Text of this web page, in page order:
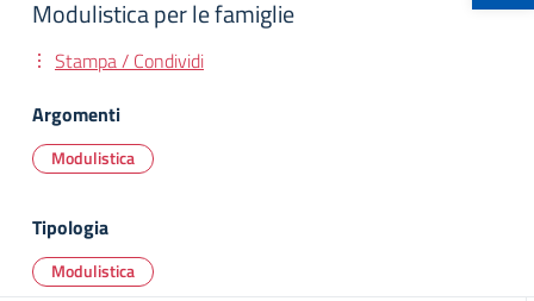
Modulistica per le famiglie
Stampa / Condividi
Argomenti
Modulistica
Tipologia
Modulistica